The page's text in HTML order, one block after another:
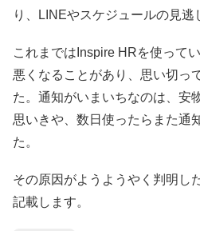
り、LINEやスケジュールの見逃
これまではInspire HRを使って
悪くなることがあり、思い切っ
た。通知がいまいちなのは、安
思いきや、数日使ったらまた通
た。
その原因がようようやく判明し
記載します。